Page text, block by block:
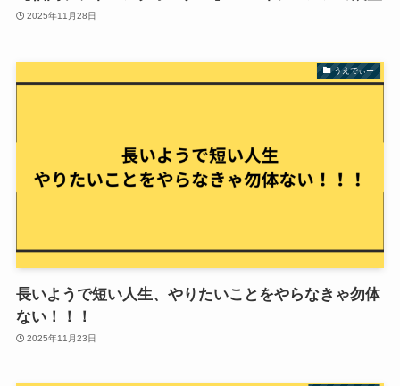
2025年11月28日
うえでぃー
長いようで短い人生、やりたいことをやらなきゃ勿体
ない！！！
2025年11月23日